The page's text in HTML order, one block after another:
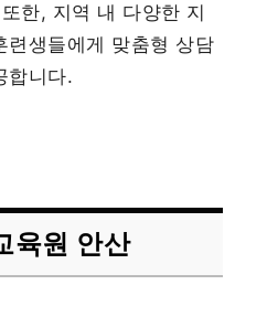
한, 지역 내 다양한 지
련생들에게 맞춤형 상담
합니다.
육원 안산